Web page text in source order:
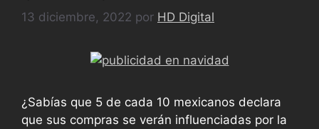
13 diciembre, 2022 por HD Digital
¿Sabías que 5 de cada 10 mexicanos declara
que sus compras se verán influenciadas por la